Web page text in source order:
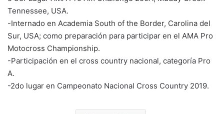
Tennessee, USA.
-Internado en Academia South of the Border, Carolina del
Sur, USA; como preparación para participar en el AMA Pro
Motocross Championship.
-Participación en el cross country nacional, categoría Pro
A.
-2do lugar en Campeonato Nacional Cross Country 2019.